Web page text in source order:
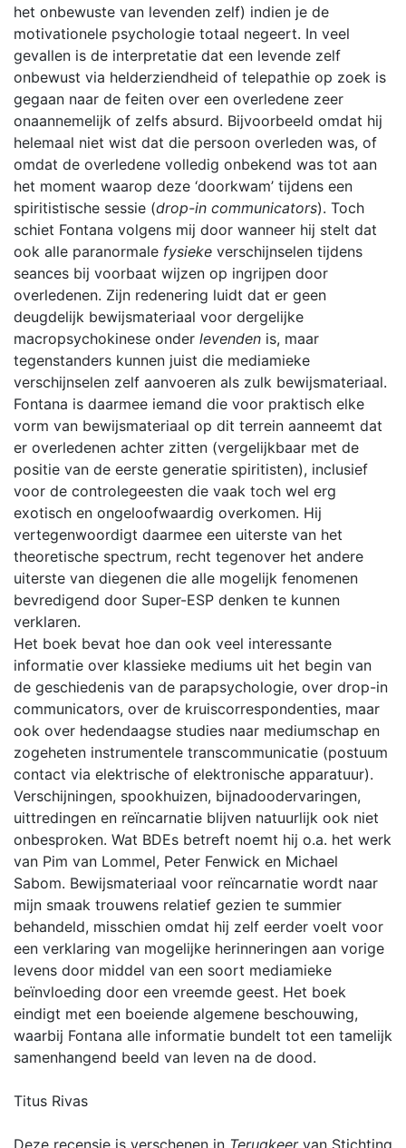
het onbewuste van levenden zelf) indien je de
motivationele psychologie totaal negeert. In veel
gevallen is de interpretatie dat een levende zelf
onbewust via helderziendheid of telepathie op zoek is
gegaan naar de feiten over een overledene zeer
onaannemelijk of zelfs absurd. Bijvoorbeeld omdat hij
helemaal niet wist dat die persoon overleden was, of
omdat de overledene volledig onbekend was tot aan
het moment waarop deze ‘doorkwam’ tijdens een
spiritistische sessie (drop-in communicators). Toch
schiet Fontana volgens mij door wanneer hij stelt dat
ook alle paranormale fysieke verschijnselen tijdens
seances bij voorbaat wijzen op ingrijpen door
overledenen. Zijn redenering luidt dat er geen
deugdelijk bewijsmateriaal voor dergelijke
macropsychokinese onder levenden is, maar
tegenstanders kunnen juist die mediamieke
verschijnselen zelf aanvoeren als zulk bewijsmateriaal.
Fontana is daarmee iemand die voor praktisch elke
vorm van bewijsmateriaal op dit terrein aanneemt dat
er overledenen achter zitten (vergelijkbaar met de
positie van de eerste generatie spiritisten), inclusief
voor de controlegeesten die vaak toch wel erg
exotisch en ongeloofwaardig overkomen. Hij
vertegenwoordigt daarmee een uiterste van het
theoretische spectrum, recht tegenover het andere
uiterste van diegenen die alle mogelijk fenomenen
bevredigend door Super-ESP denken te kunnen
verklaren.
Het boek bevat hoe dan ook veel interessante
informatie over klassieke mediums uit het begin van
de geschiedenis van de parapsychologie, over drop-in
communicators, over de kruiscorrespondenties, maar
ook over hedendaagse studies naar mediumschap en
zogeheten instrumentele transcommunicatie (postuum
contact via elektrische of elektronische apparatuur).
Verschijningen, spookhuizen, bijnadoodervaringen,
uittredingen en reïncarnatie blijven natuurlijk ook niet
onbesproken. Wat BDEs betreft noemt hij o.a. het werk
van Pim van Lommel, Peter Fenwick en Michael
Sabom. Bewijsmateriaal voor reïncarnatie wordt naar
mijn smaak trouwens relatief gezien te summier
behandeld, misschien omdat hij zelf eerder voelt voor
een verklaring van mogelijke herinneringen aan vorige
levens door middel van een soort mediamieke
beïnvloeding door een vreemde geest. Het boek
eindigt met een boeiende algemene beschouwing,
waarbij Fontana alle informatie bundelt tot een tamelijk
samenhangend beeld van leven na de dood.
Titus Rivas
Deze recensie is verschenen in Terugkeervan Stichting